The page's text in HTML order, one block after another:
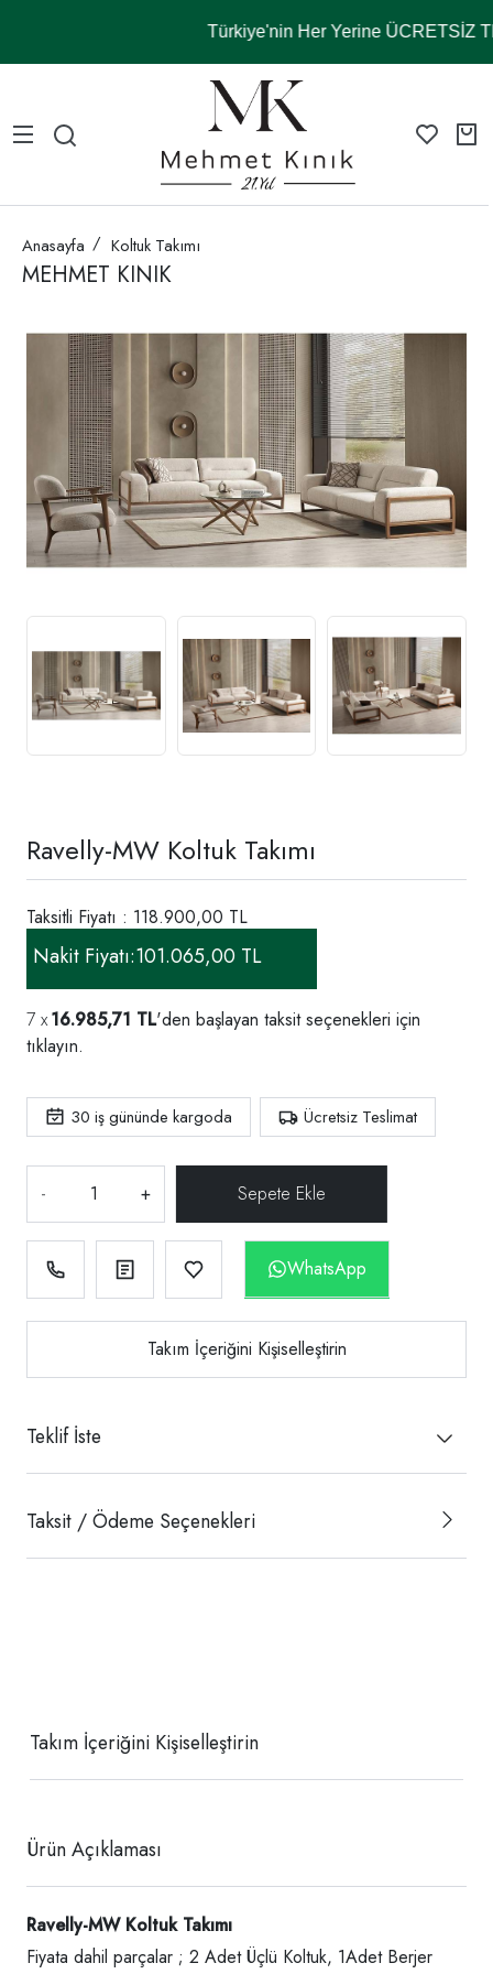
Türkiye'nin Her Yerine ÜCRETSİZ
Anasayfa Koltuk Takımı
MEHMET KINIK
Ravelly-MW Koltuk Takımı
Taksitli Fiyatı : 118.900,00 TL
Nakit Fiyatı:101.065,00 TL
16.985,71 TL'den başlayan taksit seçenekleri için
tıklayın.
30 iş gününde kargoda Ücretsiz Teslimat
- +
WhatsApp
Takım İçeriğini Kişiselleştirin
Teklif İste
Taksit / Ödeme Seçenekleri
Takım İçeriğini Kişiselleştirin
Ürün Açıklaması
Ravelly-MW Koltuk Takımı
Fiyata dahil parçalar ; 2 Adet Üçlü Koltuk, 1Adet Berjer